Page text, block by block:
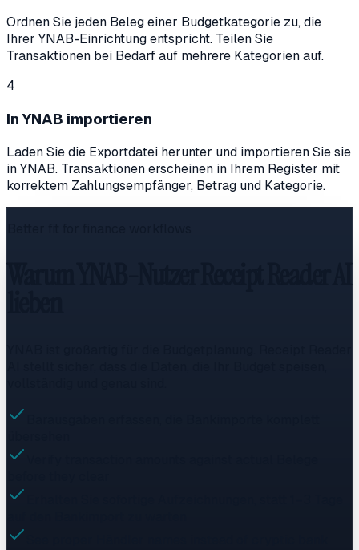
Ordnen Sie jeden Beleg einer Budgetkategorie zu, die
Ihrer YNAB-Einrichtung entspricht. Teilen Sie
Transaktionen bei Bedarf auf mehrere Kategorien auf.
4
In YNAB importieren
Laden Sie die Exportdatei herunter und importieren Sie sie
in YNAB. Transaktionen erscheinen in Ihrem Register mit
korrektem Zahlungsempfänger, Betrag und Kategorie.